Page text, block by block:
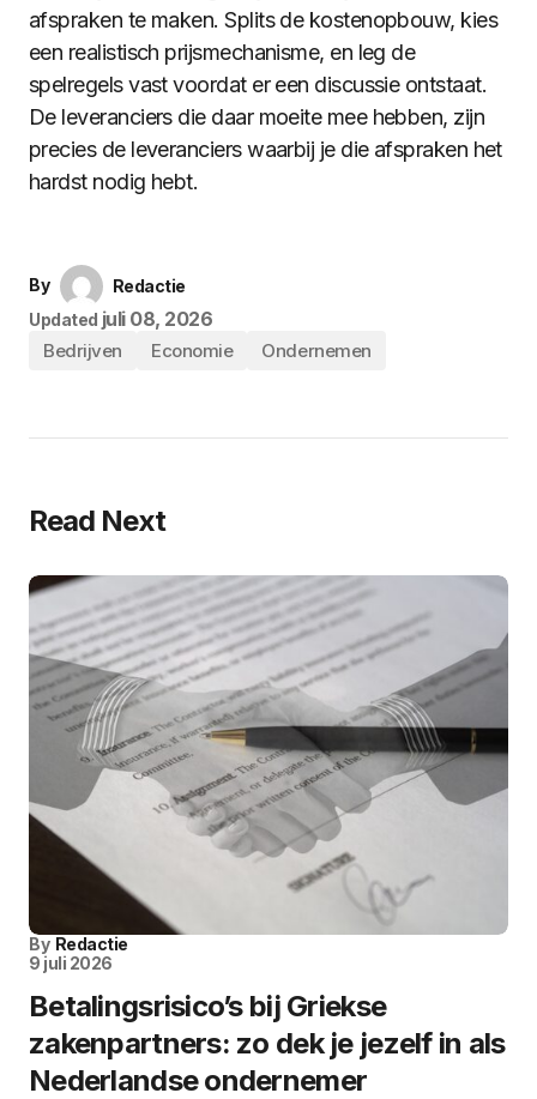
afspraken te maken. Splits de kostenopbouw, kies
een realistisch prijsmechanisme, en leg de
spelregels vast voordat er een discussie ontstaat.
De leveranciers die daar moeite mee hebben, zijn
precies de leveranciers waarbij je die afspraken het
hardst nodig hebt.
By
Redactie
Updated juli 08, 2026
Bedrijven Economie Ondernemen
Read Next
By Redactie
9 juli 2026
Betalingsrisico’s bij Griekse
zakenpartners: zo dek je jezelf in als
Nederlandse ondernemer